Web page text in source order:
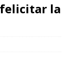
felicitar la